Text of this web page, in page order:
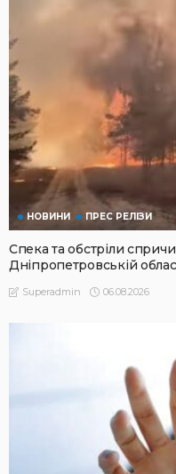
НОВИНИ ПРЕС РЕЛІЗИ
Спека та обстріли
Дніпропетровській
Superadmin 06.08.2026